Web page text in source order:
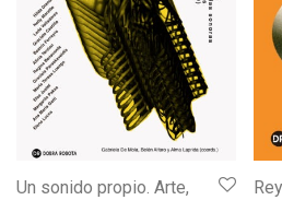
Un sonido propio. Arte,